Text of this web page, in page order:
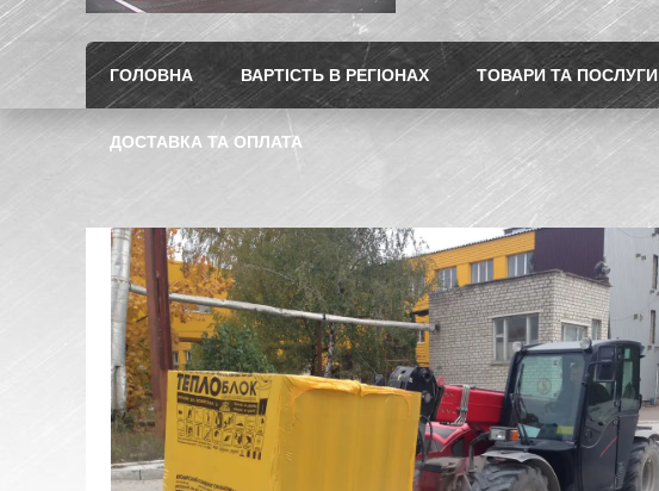
ГОЛОВНА ВАРТІСТЬ В РЕГІОНАХ ТОВАРИ ТА ПОСЛУГИ
ДОСТАВКА ТА ОПЛАТА